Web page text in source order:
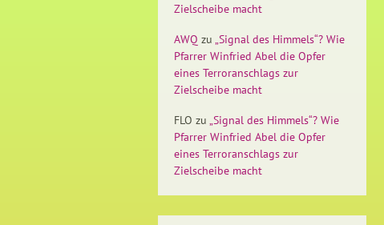
Zielscheibe macht
AWQ zu „Signal des Himmels“? Wie
Pfarrer Winfried Abel die Opfer
eines Terroranschlags zur
Zielscheibe macht
FLO zu „Signal des Himmels“? Wie
Pfarrer Winfried Abel die Opfer
eines Terroranschlags zur
Zielscheibe macht